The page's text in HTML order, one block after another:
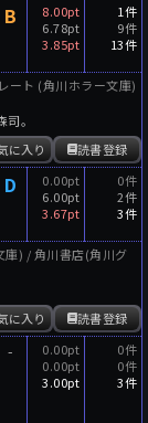
B
8.00pt
6.78pt
3.85pt
1件
9件
13件
ート (角川ホラー文庫)
。
読書登録
に入り
D
0.00pt
6.00pt
3.67pt
0件
2件
3件
庫) / 角川書店(角川グ
読書登録
に入り
-
0.00pt
0.00pt
3.00pt
0件
0件
3件